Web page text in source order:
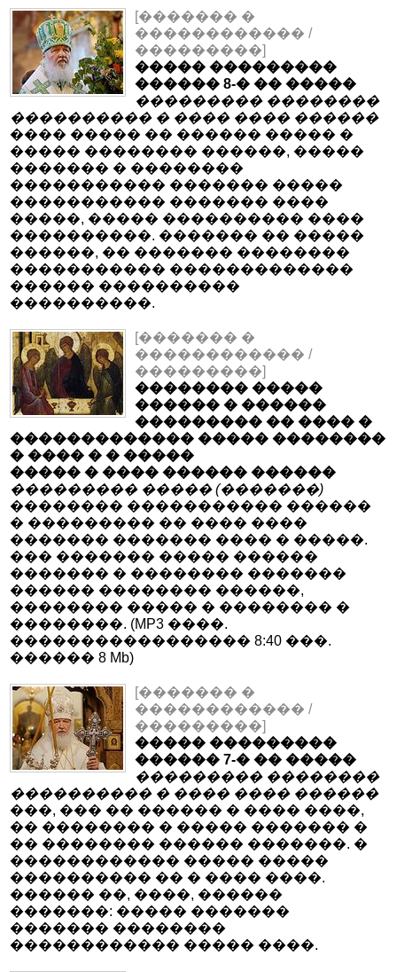
[������� �
������������ /
���������]
����� ���������
������ 8-� �� �����
��������� ��������
���������� � ���� ���� ������
���� ����� �� ������ ����� �
����� �������� ������, �����
������� � ��������
����������� ������� �����
����������� ������� ����
�����, ����� ���������� ����
����������. ������� �� �����
������, �� ������� ��������
����������� �������������
������ ����������
����������.
[������� �
������������ /
���������]
�������� �����
������ � ������
��������� �� ���� �
������������� ����� ��������
� ���� � � �����
����� � ���� ������ ������
��������� ����� (�������)
�������� ����������� ������
� ��������� �� ���� ����
������� ������� ���� � �����.
��� ������� ����� ������
������� � �������� �������
������ �������� ������,
�������� ����� � �������� �
��������. (MP3 ����.
����������������� 8:40 ���.
������ 8 Mb)
[������� �
������������ /
���������]
����� ���������
������ 7-� �� �����
��������� ��������
���������� � ���� ���� ������
���, ��� �� ������ � ���� ����,
�� �������� � ����� ������� �
�� �������� ������ �������. �
������������ ����� �����
���������� �� � ���� ����.
������ ��, ����, ������
�������: ����� �������
������� ��������
������������ ����� ����.